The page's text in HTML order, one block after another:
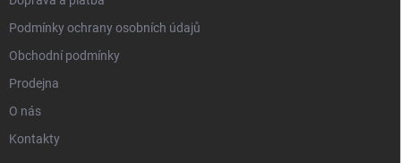
Podmínky ochrany osobních údajů
Obchodní podmínky
Prodejna
O nás
Kontakty